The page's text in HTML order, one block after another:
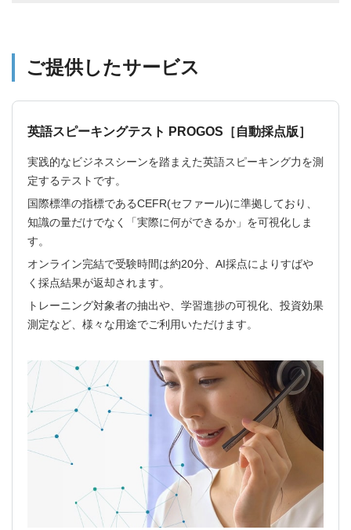
ご提供したサービス
英語スピーキングテスト PROGOS［自動採点版］
実践的なビジネスシーンを踏まえた英語スピーキング力を測
定するテストです。
国際標準の指標であるCEFR(セファール)に準拠しており、
知識の量だけでなく「実際に何ができるか」を可視化しま
す。
オンライン完結で受験時間は約20分、AI採点によりすばや
く採点結果が返却されます。
トレーニング対象者の抽出や、学習進捗の可視化、投資効果
測定など、様々な用途でご利用いただけます。